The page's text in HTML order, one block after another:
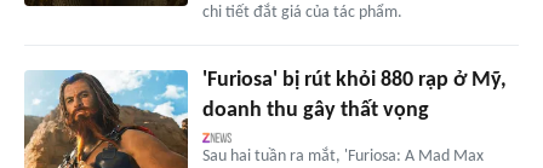
chi tiết đắt giá của tác phẩm.
'Furiosa' bị rút khỏi 880 rạp ở Mỹ,
doanh thu gây thất vọng
Sau hai tuần ra mắt, 'Furiosa: A Mad Max